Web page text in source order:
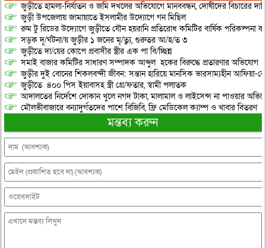
জুড়ীতে হামলা-নির্যাতন ও জমি দখলের অভিযোগে মানববন্ধন, দোষীদের বিচারের দাবি
জুড়ী উপজেলায় জামায়াতে ইসলামীর উদ্যোগে গন মিছিল
রুম টু রিডের উদ্যোগে জুড়ীতে যৌন হয়রানি প্রতিরোধ কমিটির বার্ষিক পরিকল্পনা
সড়ক দূ/র্ঘটনা/য় জুড়ীর ১ জনের মৃ/ত্যু, গুরুতর আ/হ/ত ৩
জুড়ীতে দা/য়ের কোপে প্রবাসীর স্ত্রীর এক পা বি/চ্ছিন্ন
সমাই বাজার কমিটির সাধারণ সম্পাদক আব্দুল হকের বিরুদ্ধে প্রতারণার অভিযোগ
জুড়ীর দুই বোনের শিকলবন্দী জীবন: সন্তান হারিয়ে মানসিক ভারসাম্যহীন আফিয়া-
জুড়ীতে ৪০০ পিস ইয়াবাসহ স্ত্রী গ্রে/ফতার, স্বামী পলাতক
আদালতের নির্দেশে দোকান খুলে নগদ টাকা, মালামাল ও লাইসেন্স না পাওয়ার
মৌলভীবাজারে বন্যাদুর্গতদের পাশে বিজিবি, ফ্রি মেডিকেল ক্যাম্প ও খাবার বিতরণ
মন্তব্য করুন